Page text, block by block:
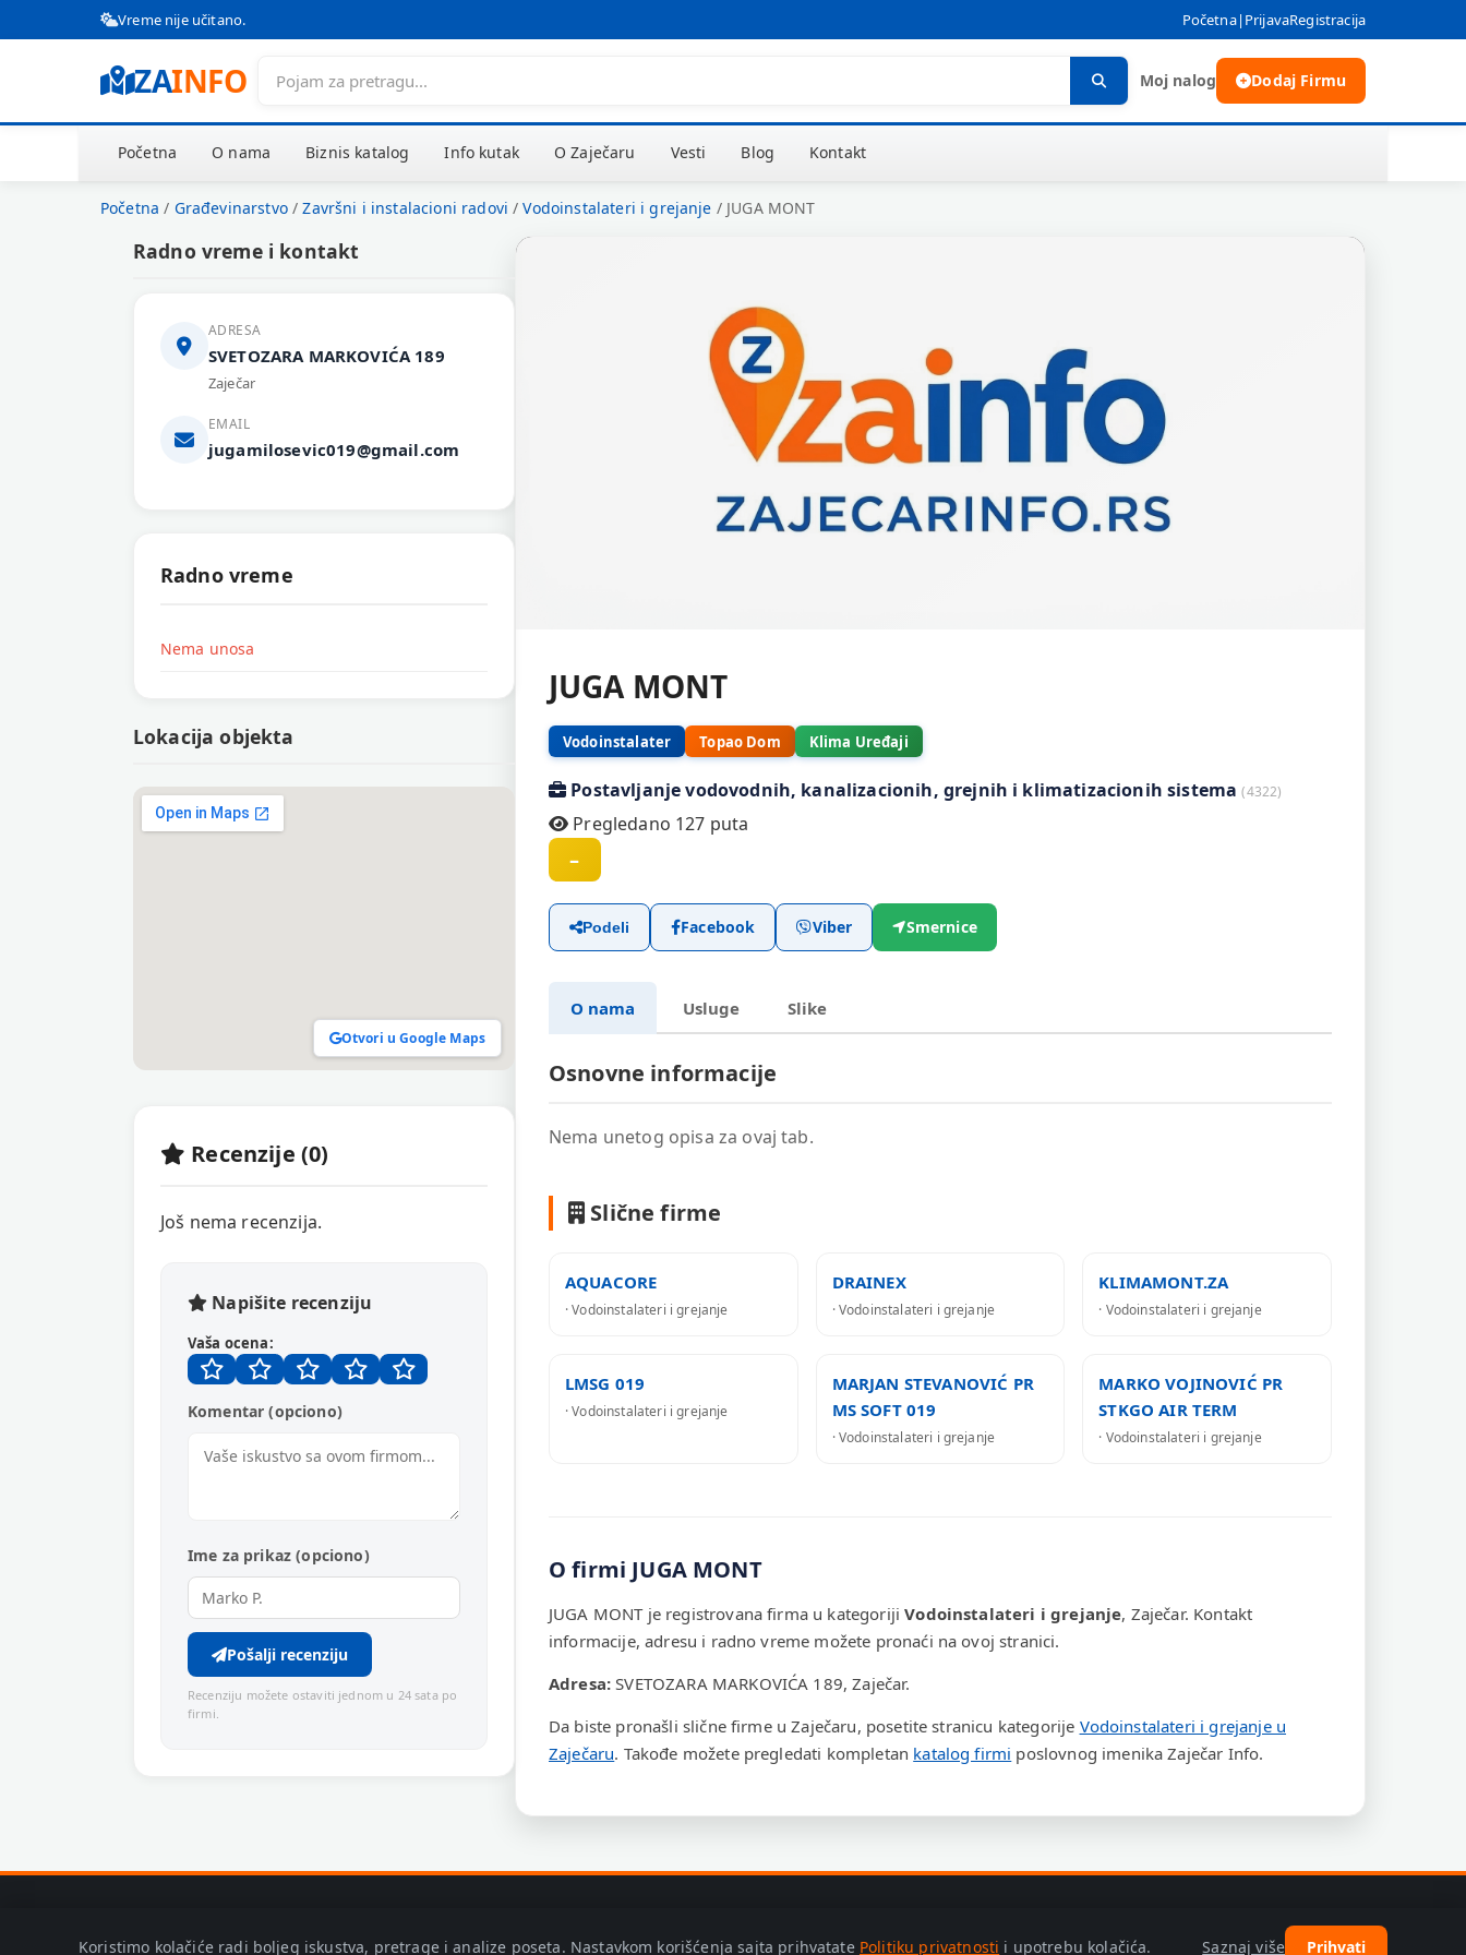
Vreme nije učitano. Početna| PrijavaRegistracija
ZAINFO Moj nalog Dodaj Firmu
Početna O nama Biznis katalog Info kutak O Zaječaru Vesti Blog Kontakt
Početna / Građevinarstvo/Završni i instalacioni radovi /Vodoinstalateri i grejanje / JUGA MONT
JUGA MONT
Vodoinstalater Topao Dom Klima Uređaji
Postavljanje vodovodnih, kanalizacionih, grejnih i klimatizacionih sistema(4322)
Pregledano 127 puta
–
Podeli Facebook Viber Smernice
O nama Usluge Slike
Osnovne informacije
Nema unetog opisa za ovaj tab.
Slične firme
AQUACORE
· Vodoinstalateri i grejanje
DRAINEX
· Vodoinstalateri i grejanje
KLIMAMONT.ZA
· Vodoinstalateri i grejanje
LMSG 019
· Vodoinstalateri i grejanje
MARJAN STEVANOVIĆ PR
MS SOFT 019
· Vodoinstalateri i grejanje
MARKO VOJINOVIĆ PR
STKGO AIR TERM
· Vodoinstalateri i grejanje
O firmi JUGA MONT
JUGA MONT je registrovana firma u kategorijiVodoinstalateri i grejanje, Zaječar. Kontakt
informacije, adresu i radno vreme možete pronaći na ovoj stranici.
Adresa: SVETOZARA MARKOVIĆA 189, Zaječar.
Da biste pronašli slične firme u Zaječaru, posetite stranicu kategorije Vodoinstalateri i grejanje u
Zaječaru. Takođe možete pregledati kompletan katalog firmi poslovnog imenika Zaječar Info.
Radno vreme i kontakt
ADRESA
SVETOZARA MARKOVIĆA 189
Zaječar
EMAIL
jugamilosevic019@gmail.com
Radno vreme
Nema unosa
Lokacija objekta
Otvori u Google Maps
Recenzije (0)
Još nema recenzija.
Napišite recenziju
Vaša ocena:
Komentar (opciono)
Ime za prikaz (opciono)
Pošalji recenziju
Recenziju možete ostaviti jednom u 24 sata po
firmi.
© 2026 Zaječar Info. Adresa: Trg Oslobođenja bb, Zaječar.Politika privatnosti
Koristimo kolačiće radi boljeg iskustva, pretrage i analize poseta. Nastavkom korišćenja sajta prihvatate Politiku privatnosti i upotrebu kolačića. Saznaj više Prihvati